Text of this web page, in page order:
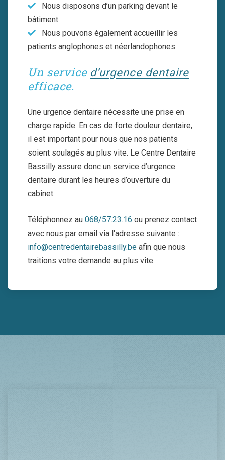
Nous disposons d’un parking devant le
bâtiment
Nous pouvons également accueillir les
patients anglophones et néerlandophones
Un service d’urgence dentaire
efficace.
Une urgence dentaire nécessite une prise en
charge rapide. En cas de forte douleur dentaire,
il est important pour nous que nos patients
soient soulagés au plus vite. Le Centre Dentaire
Bassilly assure donc un service d’urgence
dentaire durant les heures d’ouverture du
cabinet.
Téléphonnez au 068/57.23.16 ou prenez contact
avec nous par email via l'adresse suivante :
info@centredentairebassilly.be afin que nous
traitions votre demande au plus vite.